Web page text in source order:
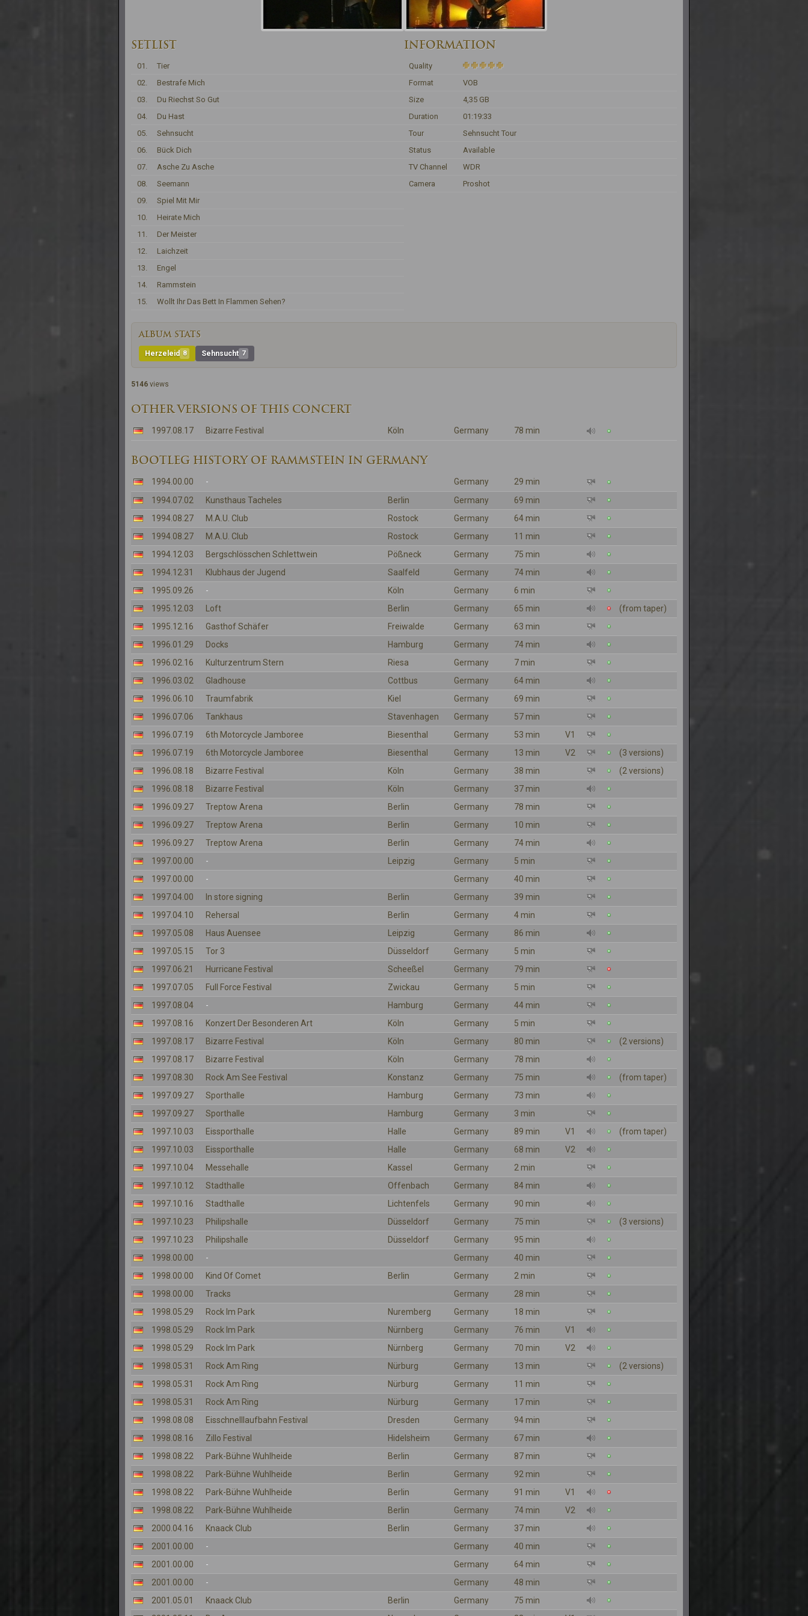
SETLIST
01.
Tier
02.
Bestrafe Mich
03.
Du Riechst So Gut
04.
Du Hast
05.
Sehnsucht
06.
Bück Dich
07.
Asche Zu Asche
08.
Seemann
09.
Spiel Mit Mir
10.
Heirate Mich
11.
Der Meister
12.
Laichzeit
13.
Engel
14.
Rammstein
15.
Wollt Ihr Das Bett In Flammen Sehen?
INFORMATION
Quality
Format
VOB
Size
4,35 GB
Duration
01:19:33
Tour
Sehnsucht Tour
Status
Available
TV Channel
WDR
Camera
Proshot
ALBUM STATS
Herzeleid 8 Sehnsucht 7
5146 views
OTHER VERSIONS OF THIS CONCERT
1997.08.17 Bizarre Festival Köln Germany 78 min
BOOTLEG HISTORY OF RAMMSTEIN IN GERMANY
1994.00.00 - Germany
29 min
1994.07.02
Kunsthaus Tacheles Berlin Germany
69 min
1994.08.27
M.A.U. Club Rostock Germany
64 min
1994.08.27
M.A.U. Club Rostock Germany
11 min
1994.12.03
Bergschlösschen Schlettwein Pößneck Germany
75 min
1994.12.31
Klubhaus der Jugend Saalfeld Germany
74 min
1995.09.26
- Köln Germany
6 min
1995.12.03
Loft Berlin Germany 65 min
(from taper)
1995.12.16
Gasthof Schäfer Freiwalde Germany
63 min
1996.01.29
Docks Hamburg Germany
74 min
1996.02.16
Kulturzentrum Stern Riesa Germany
7 min
1996.03.02
Gladhouse Cottbus Germany
64 min
1996.06.10
Traumfabrik Kiel Germany
69 min
1996.07.06
Tankhaus Stavenhagen Germany
57 min
1996.07.19
6th Motorcycle Jamboree Biesenthal Germany 53 min
V1
1996.07.19
6th Motorcycle Jamboree Biesenthal Germany 13 min V2
(3 versions)
1996.08.18
Bizarre Festival Köln Germany 38 min
(2 versions)
1996.08.18
Bizarre Festival Köln Germany
37 min
1996.09.27
Treptow Arena Berlin Germany
78 min
1996.09.27
Treptow Arena Berlin Germany
10 min
1996.09.27
Treptow Arena Berlin Germany
74 min
1997.00.00
- Leipzig Germany
5 min
1997.00.00
- Germany
40 min
1997.04.00
In store signing Berlin Germany
39 min
1997.04.10
Rehersal Berlin Germany
4 min
1997.05.08
Haus Auensee Leipzig Germany
86 min
1997.05.15
Tor 3 Düsseldorf Germany
5 min
1997.06.21
Hurricane Festival Scheeßel Germany
79 min
1997.07.05
Full Force Festival Zwickau Germany
5 min
1997.08.04
- Hamburg Germany
44 min
1997.08.16
Konzert Der Besonderen Art Köln Germany
5 min
1997.08.17
Bizarre Festival Köln Germany 80 min
(2 versions)
1997.08.17
Bizarre Festival Köln Germany
78 min
1997.08.30
Rock Am See Festival Konstanz Germany 75 min
(from taper)
1997.09.27
Sporthalle Hamburg Germany
73 min
1997.09.27
Sporthalle Hamburg Germany
3 min
1997.10.03
Eissporthalle Halle Germany 89 min V1
(from taper)
1997.10.03
Eissporthalle Halle Germany 68 min
V2
1997.10.04
Messehalle Kassel Germany
2 min
1997.10.12
Stadthalle Offenbach Germany
84 min
1997.10.16
Stadthalle Lichtenfels Germany
90 min
1997.10.23
Philipshalle Düsseldorf Germany 75 min
(3 versions)
1997.10.23
Philipshalle Düsseldorf Germany
95 min
1998.00.00
- Germany
40 min
1998.00.00
Kind Of Comet Berlin Germany
2 min
1998.00.00
Tracks Germany
28 min
1998.05.29
Rock Im Park Nuremberg Germany
18 min
1998.05.29
Rock Im Park Nürnberg Germany 76 min
V1
1998.05.29
Rock Im Park Nürnberg Germany 70 min
V2
1998.05.31
Rock Am Ring Nürburg Germany 13 min
(2 versions)
1998.05.31
Rock Am Ring Nürburg Germany
11 min
1998.05.31
Rock Am Ring Nürburg Germany
17 min
1998.08.08
Eisschnelllaufbahn Festival Dresden Germany
94 min
1998.08.16
Zillo Festival Hidelsheim Germany
67 min
1998.08.22
Park-Bühne Wuhlheide Berlin Germany
87 min
1998.08.22
Park-Bühne Wuhlheide Berlin Germany
92 min
1998.08.22
Park-Bühne Wuhlheide Berlin Germany 91 min
V1
1998.08.22
Park-Bühne Wuhlheide Berlin Germany 74 min
V2
2000.04.16
Knaack Club Berlin Germany
37 min
2001.00.00
- Germany
40 min
2001.00.00
- Germany
64 min
2001.00.00
- Germany
48 min
2001.05.01
Knaack Club Berlin Germany
75 min